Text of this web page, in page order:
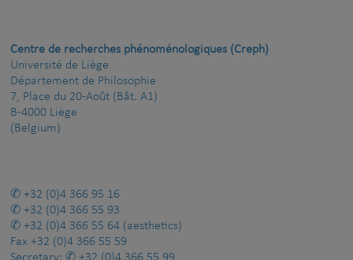
Centre de recherches phénoménologiques (Creph)
Université de Liège
Département de Philosophie
7, Place du 20-Août (Bât. A1)
B-4000 Liège
(Belgium)
+32 (0)4 366 95 16
+32 (0)4 366 55 93
+32 (0)4 366 55 64 (aesthetics)
Fax +32 (0)4 366 55 59